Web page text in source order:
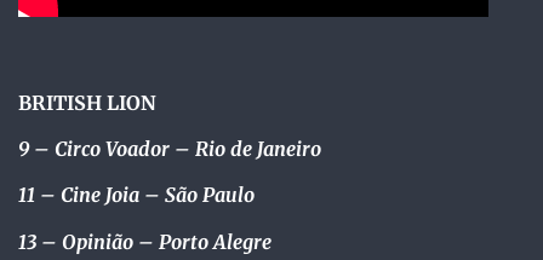
BRITISH LION
9 – Circo Voador – Rio de Janeiro
11 – Cine Joia – São Paulo
13 – Opinião – Porto Alegre